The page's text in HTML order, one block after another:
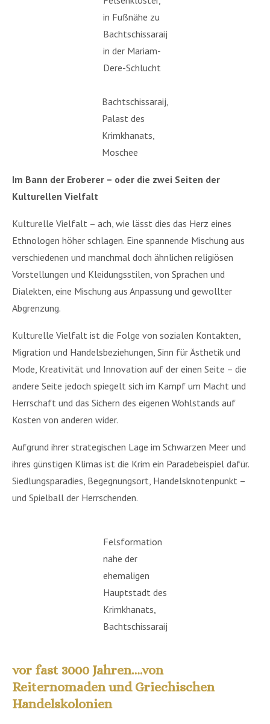
in Fußnähe zu
Bachtschissaraij
in der Mariam-
Dere-Schlucht
Bachtschissaraij,
Palast des
Krimkhanats,
Moschee
Im Bann der Eroberer – oder die zwei Seiten der
Kulturellen Vielfalt
Kulturelle Vielfalt – ach, wie lässt dies das Herz eines
Ethnologen höher schlagen. Eine spannende Mischung aus
verschiedenen und manchmal doch ähnlichen religiösen
Vorstellungen und Kleidungsstilen, von Sprachen und
Dialekten, eine Mischung aus Anpassung und gewollter
Abgrenzung.
Kulturelle Vielfalt ist die Folge von sozialen Kontakten,
Migration und Handelsbeziehungen, Sinn für Ästhetik und
Mode, Kreativität und Innovation auf der einen Seite – die
andere Seite jedoch spiegelt sich im Kampf um Macht und
Herrschaft und das Sichern des eigenen Wohlstands auf
Kosten von anderen wider.
Aufgrund ihrer strategischen Lage im Schwarzen Meer und
ihres günstigen Klimas ist die Krim ein Paradebeispiel dafür.
Siedlungsparadies, Begegnungsort, Handelsknotenpunkt –
und Spielball der Herrschenden.
Felsformation
nahe der
ehemaligen
Hauptstadt des
Krimkhanats,
Bachtschissaraij
vor fast 3000 Jahren….von
Reiternomaden und Griechischen
Handelskolonien